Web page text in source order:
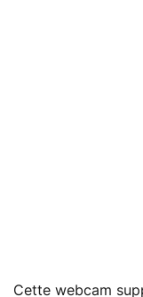
Cette webcam